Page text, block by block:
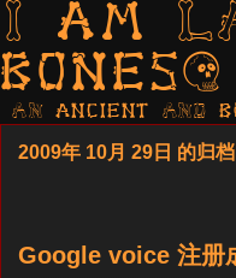
I am
bones?
AN ancient AND
2009年 10月 29日 的归档
Google voice 注册